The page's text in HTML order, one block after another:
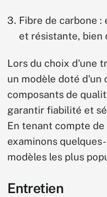
Fibre de carbone :
et résistante, bien
Lors du choix d'une
un modèle doté d'un
composants de
garantir fiabilité et
En tenant compte
examinons
modèles les plus
Entretien